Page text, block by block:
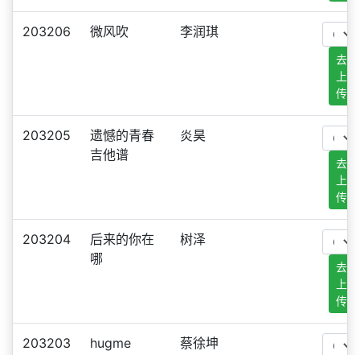
203206 微风吹 李润琪
去
上
传
203205
遗憾的青春
吉他谱
炎昊
去
上
传
203204
后来的你在
哪
树泽
去
上
传
203203 hugme 蔡徐坤